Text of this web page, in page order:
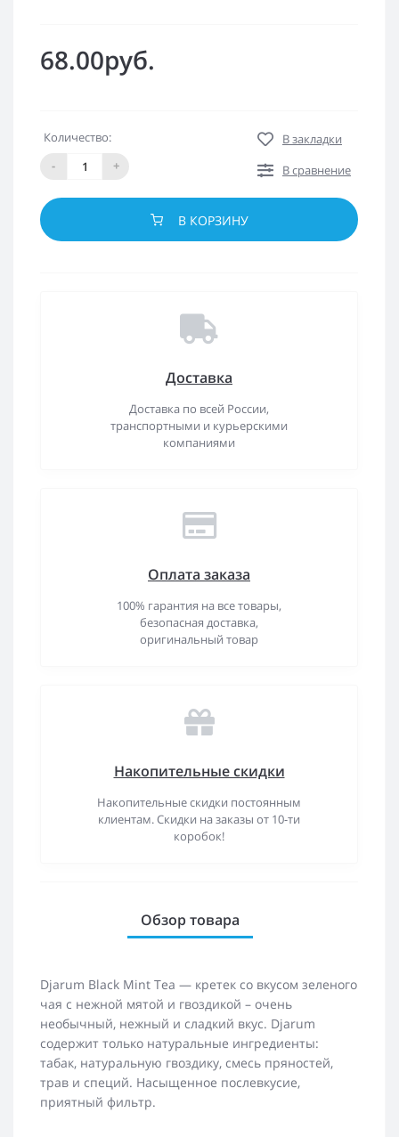
68.00руб.
Количество:
-
+
В закладки
В сравнение
В КОРЗИНУ
Доставка
Доставка по всей России,
транспортными и курьерскими
компаниями
Оплата заказа
100% гарантия на все товары,
безопасная доставка,
оригинальный товар
Накопительные скидки
Накопительные скидки постоянным
клиентам. Скидки на заказы от 10-ти
коробок!
Обзор товара
Djarum Black Mint Tea — кретек со вкусом зеленого
чая с нежной мятой и гвоздикой – очень
необычный, нежный и сладкий вкус. Djarum
содержит только натуральные ингредиенты:
табак, натуральную гвоздику, смесь пряностей,
трав и специй. Насыщенное послевкусие,
приятный фильтр.